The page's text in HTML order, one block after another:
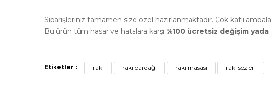
Siparişleriniz tamamen size özel hazırlanmaktadır. Çok katlı
Bu ürün tüm hasar ve hatalara karşı %100 ücretsiz değişim
Etiketler : rakı rakı bardağı rakı masası rakı sözleri